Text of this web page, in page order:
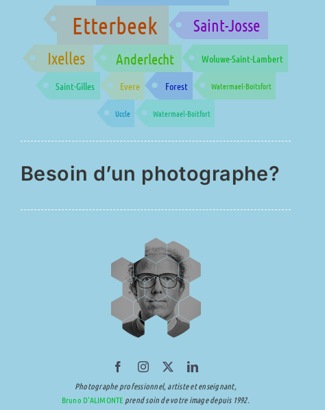
Etterbeek
Saint-Josse
Ixelles
Anderlecht Woluwe-Saint-Lambert
Saint-Gilles Evere Forest Watermael-Boitsfort
Uccle Watermael-Boitfort
Besoin d’un photographe?
Photographe professionnel, artiste et enseignant,
Bruno D’ALIMONTE prend soin de votre image depuis 1992.